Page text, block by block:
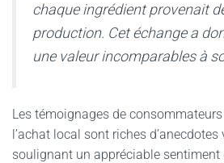
chaque ingrédient provenait
production. Cet échange a
une valeur incomparables à
Les témoignages de
l’achat local sont riches
soulignant un appréciable sentiment